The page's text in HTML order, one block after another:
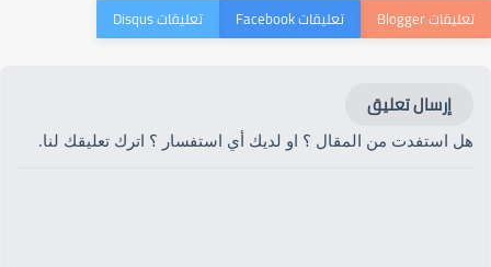
إرسال تعليق
هل استفدت من المقال ؟ او لديك أي استفسار ؟ اترك تعليقك لنا.